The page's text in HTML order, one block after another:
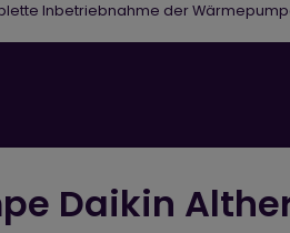
Inbetriebnahme der
Daikin